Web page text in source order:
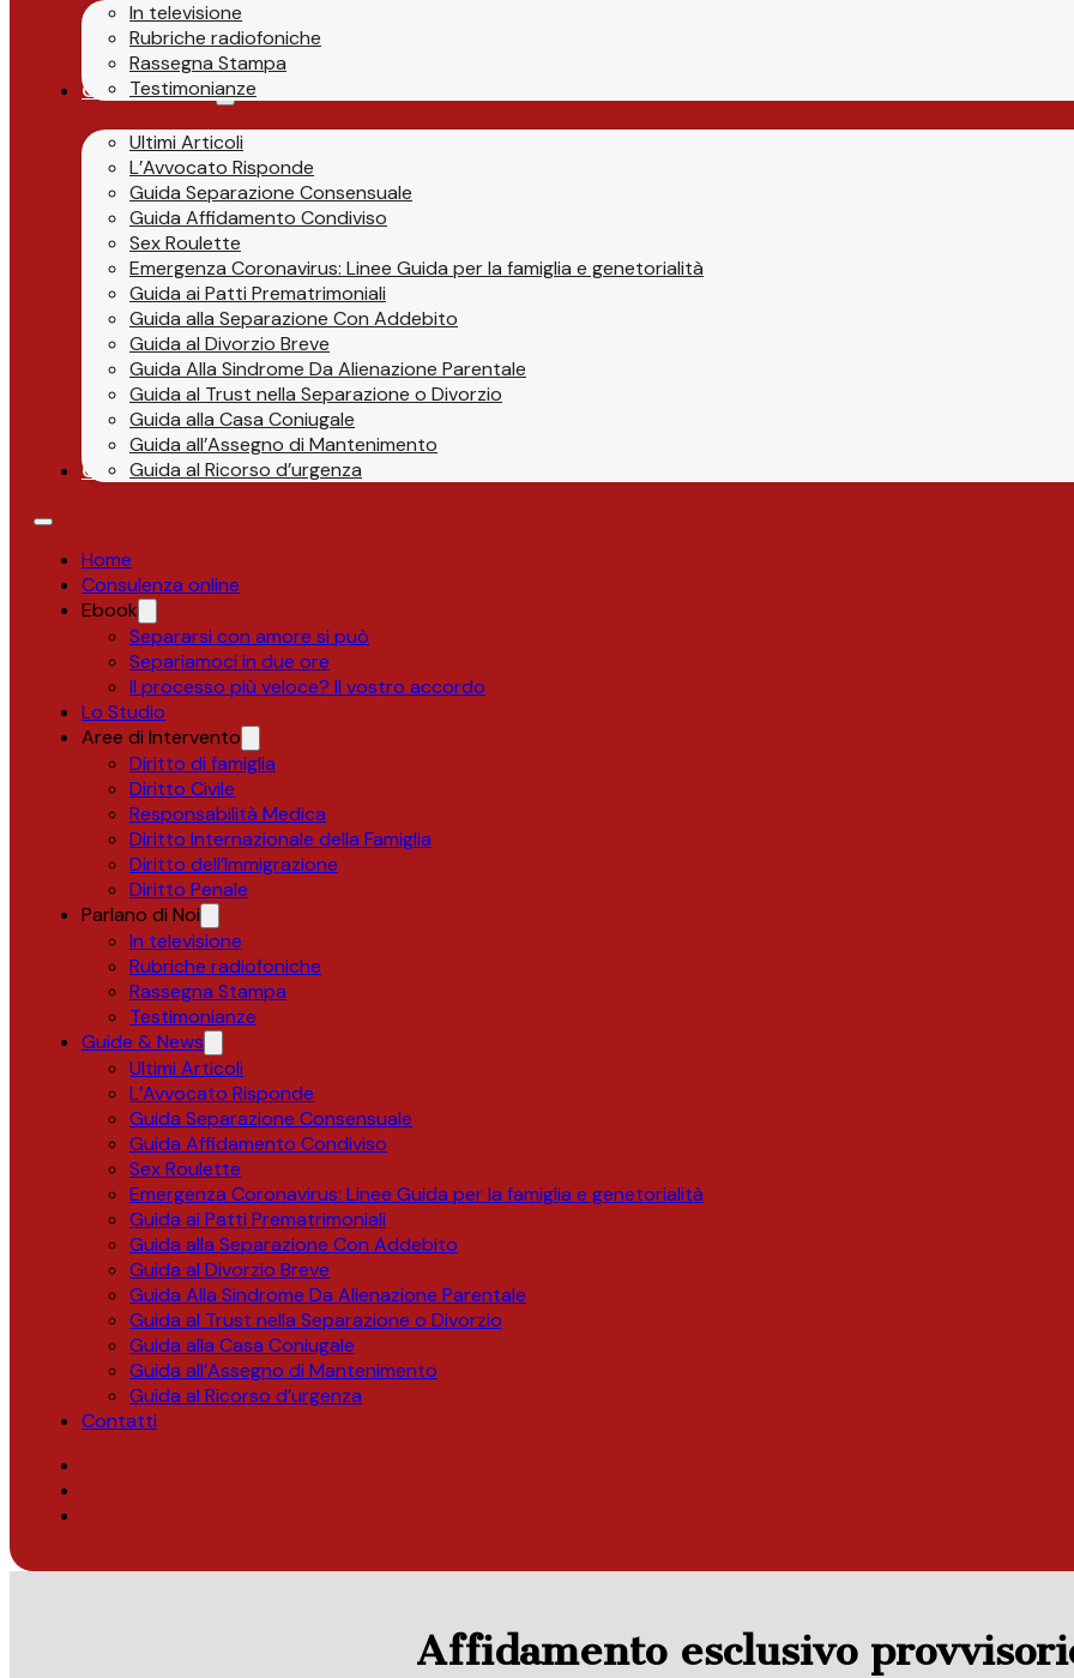
In televisione
Rubriche radiofoniche
Rassegna Stampa
Testimonianze
Guide & News
Ultimi Articoli
L’Avvocato Risponde
Guida Separazione Consensuale
Guida Affidamento Condiviso
Sex Roulette
Emergenza Coronavirus: Linee Guida per la famiglia e genetorialità
Guida ai Patti Prematrimoniali
Guida alla Separazione Con Addebito
Guida al Divorzio Breve
Guida Alla Sindrome Da Alienazione Parentale
Guida al Trust nella Separazione o Divorzio
Guida alla Casa Coniugale
Guida all’Assegno di Mantenimento
Guida al Ricorso d’urgenza
Contatti
Home
Consulenza online
Ebook
Separarsi con amore si può
Separiamoci in due ore
Il processo più veloce? Il vostro accordo
Lo Studio
Aree di Intervento
Diritto di famiglia
Diritto Civile
Responsabilità Medica
Diritto Internazionale della Famiglia
Diritto dell’Immigrazione
Diritto Penale
Parlano di Noi
In televisione
Rubriche radiofoniche
Rassegna Stampa
Testimonianze
Guide & News
Ultimi Articoli
L’Avvocato Risponde
Guida Separazione Consensuale
Guida Affidamento Condiviso
Sex Roulette
Emergenza Coronavirus: Linee Guida per la famiglia e genetorialità
Guida ai Patti Prematrimoniali
Guida alla Separazione Con Addebito
Guida al Divorzio Breve
Guida Alla Sindrome Da Alienazione Parentale
Guida al Trust nella Separazione o Divorzio
Guida alla Casa Coniugale
Guida all’Assegno di Mantenimento
Guida al Ricorso d’urgenza
Contatti
Affidamento esclusivo